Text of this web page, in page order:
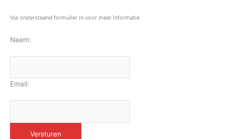
Vul onderstaand formulier in voor meer informatie
Naam:
Email: